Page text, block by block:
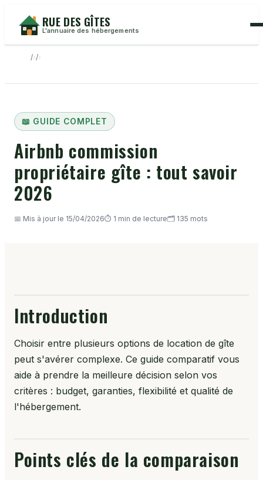
RUE DES GÎTES
L'annuaire des hébergements
› ›
📖 GUIDE COMPLET
Airbnb commission
propriétaire gîte : tout savoir
2026
📅 Mis à jour le 15/04/2026⏱️ 1 min de lecture🗂️ 135 mots
Introduction
Choisir entre plusieurs options de location de gîte
peut s'avérer complexe. Ce guide comparatif vous
aide à prendre la meilleure décision selon vos
critères : budget, garanties, flexibilité et qualité de
l'hébergement.
Points clés de la comparaison